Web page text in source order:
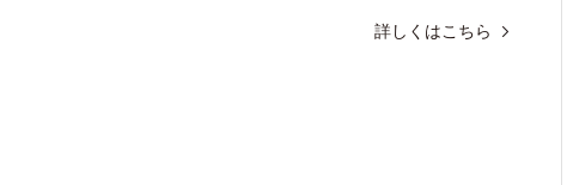
詳しくはこちら